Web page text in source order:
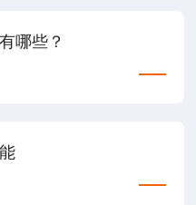
哪些？